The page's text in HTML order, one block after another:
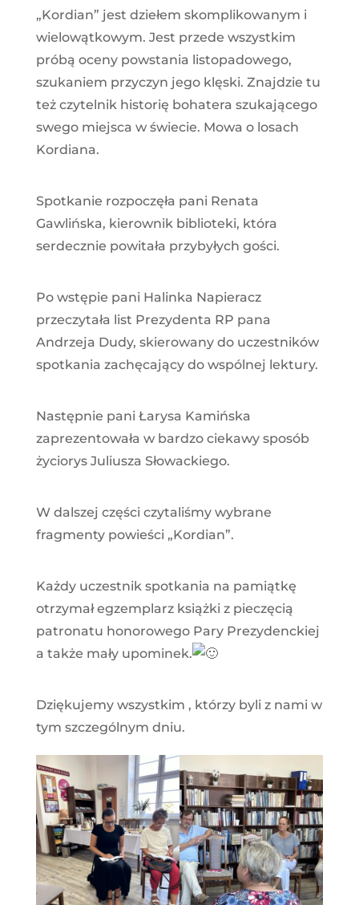
„Kordian” jest dziełem skomplikowanym i
wielowątkowym. Jest przede wszystkim
próbą oceny powstania listopadowego,
szukaniem przyczyn jego klęski. Znajdzie tu
też czytelnik historię bohatera szukającego
swego miejsca w świecie. Mowa o losach
Kordiana.
Spotkanie rozpoczęła pani Renata
Gawlińska, kierownik biblioteki, która
serdecznie powitała przybyłych gości.
Po wstępie pani Halinka Napieracz
przeczytała list Prezydenta RP pana
Andrzeja Dudy, skierowany do uczestników
spotkania zachęcający do wspólnej lektury.
Następnie pani Łarysa Kamińska
zaprezentowała w bardzo ciekawy sposób
życiorys Juliusza Słowackiego.
W dalszej części czytaliśmy wybrane
fragmenty powieści „Kordian”.
Każdy uczestnik spotkania na pamiątkę
otrzymał egzemplarz książki z pieczęcią
patronatu honorowego Pary Prezydenckiej
a także mały upominek.
Dziękujemy wszystkim , którzy byli z nami w
tym szczególnym dniu.